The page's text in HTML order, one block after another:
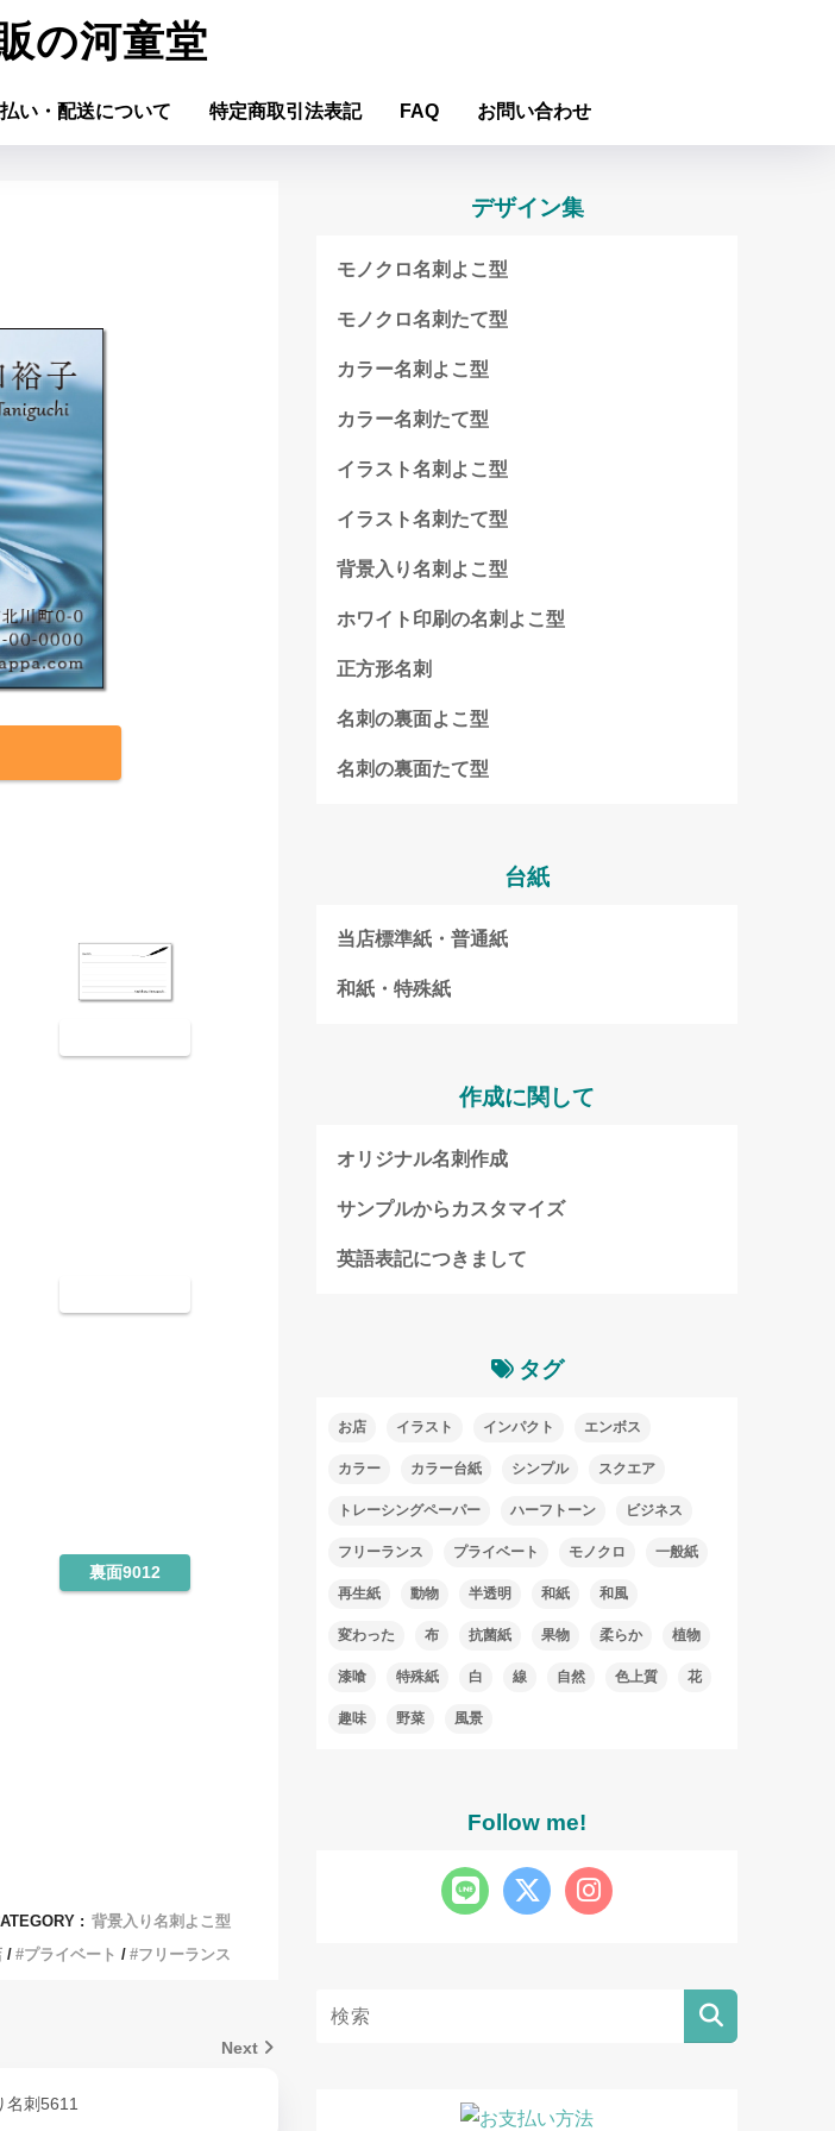
の河童堂
い・配送について 特定商取引法表記 FAQ お問い合わせ
裏面9012
: 背景入り名刺よこ型
プライベート フリーランス
Next
名刺5611
デザイン集
モノクロ名刺よこ型
モノクロ名刺たて型
カラー名刺よこ型
カラー名刺たて型
イラスト名刺よこ型
イラスト名刺たて型
背景入り名刺よこ型
ホワイト印刷の名刺よこ型
正方形名刺
名刺の裏面よこ型
名刺の裏面たて型
台紙
当店標準紙・普通紙
和紙・特殊紙
作成に関して
オリジナル名刺作成
サンプルからカスタマイズ
英語表記につきまして
タグ
お店 イラスト インパクト エンボス
カラー カラー台紙 シンプル スクエア
トレーシングペーパー ハーフトーン ビジネス
フリーランス プライベート モノクロ 一般紙
再生紙 動物 半透明 和紙 和風
変わった 布 抗菌紙 果物 柔らか 植物
漆喰 特殊紙 白 線 自然 色上質 花
趣味 野菜 風景
Follow me!